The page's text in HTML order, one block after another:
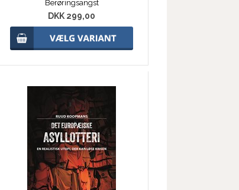
Berøringsangst
DKK 299,00